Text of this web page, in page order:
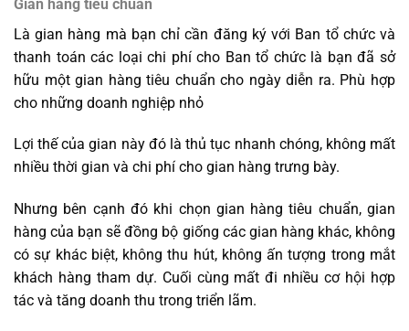
Gian hàng tiêu chuẩn
Là gian hàng mà bạn chỉ cần đăng ký với Ban tổ chức và
thanh toán các loại chi phí cho Ban tổ chức là bạn đã sở
hữu một gian hàng tiêu chuẩn cho ngày diễn ra. Phù hợp
cho những doanh nghiệp nhỏ
Lợi thế của gian này đó là thủ tục nhanh chóng, không mất
nhiều thời gian và chi phí cho gian hàng trưng bày.
Nhưng bên cạnh đó khi chọn gian hàng tiêu chuẩn, gian
hàng của bạn sẽ đồng bộ giống các gian hàng khác, không
có sự khác biệt, không thu hút, không ấn tượng trong mắt
khách hàng tham dự. Cuối cùng mất đi nhiều cơ hội hợp
tác và tăng doanh thu trong triển lãm.